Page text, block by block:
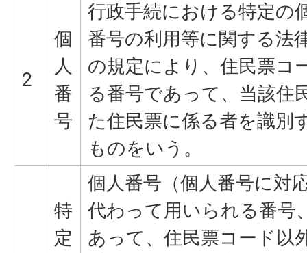
2
個
人
番
号
行政手続における特定の
番号の利用等に関する法
の規定により、住民票コ
る番号であって、当該住
た住民票に係る者を識別
ものをいう。
特
定
個人番号（個人番号に対
代わって用いられる番号
あって、住民票コード以